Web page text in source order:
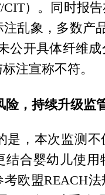
CIT）。同时报
乱象，多数产
公开具体纤维
注宣称不符。
险，持续升级监
是，本次监测不
结合婴幼儿使用
欧盟REACH